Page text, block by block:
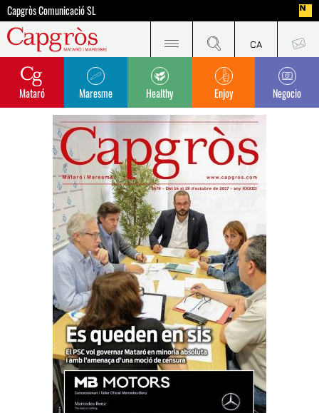
Capgròs Comunicació SL
Mataró Maresme Healthy Enjoy Negocio